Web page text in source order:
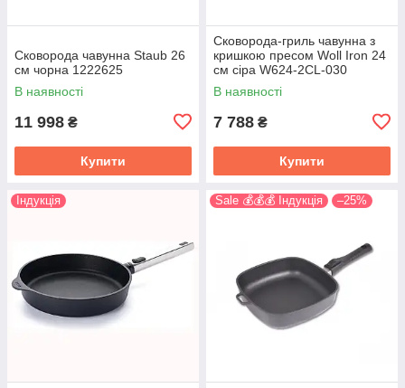
Сковорода чавунна Staub 26
см чорна 1222625
В наявності
11 998 ₴
Купити
Сковорода-гриль чавунна з
кришкою пресом Woll Iron 24
см сіра W624-2CL-030
В наявності
7 788 ₴
Купити
Індукція Sale 💰💰💰 Індукція –25%